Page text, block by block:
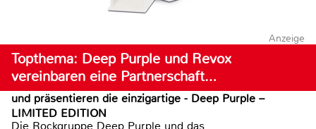
Anzeige
Topthema: Deep Purple und Revox
vereinbaren eine Partnerschaft…
und präsentieren die einzigartige - Deep Purple –
LIMITED EDITION
Die Rockgruppe Deep Purple und das